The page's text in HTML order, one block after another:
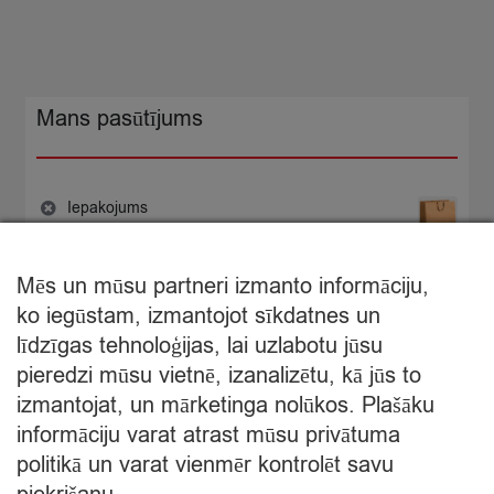
Mans pasūtījums
Iepakojums
quantity
Starpsumma: €0,30
Apskatīt grozu
Apmaksa
Mēs un mūsu partneri izmanto informāciju,
ko iegūstam, izmantojot sīkdatnes un
līdzīgas tehnoloģijas, lai uzlabotu jūsu
pieredzi mūsu vietnē, izanalizētu, kā jūs to
izmantojat, un mārketinga nolūkos. Plašāku
informāciju varat atrast mūsu privātuma
politikā un varat vienmēr kontrolēt savu